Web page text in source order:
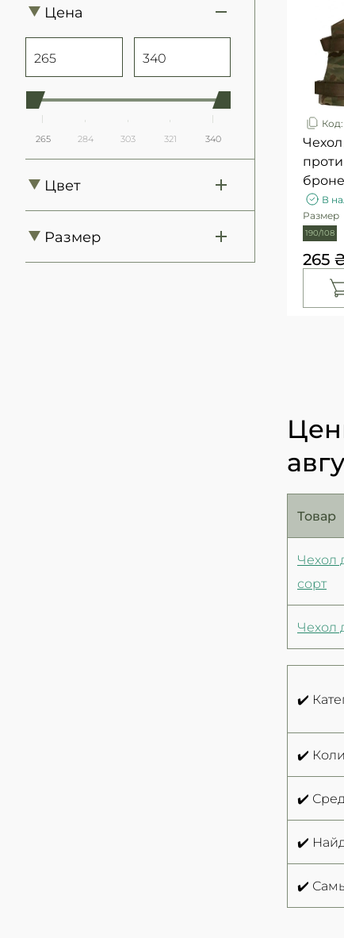
Цена
265 284 303 321 340
Цвет
Размер
В
Размер
190/108
265
Товар
Чехол
сорт
Чехол
✔️
✔️
✔️
✔️
✔️